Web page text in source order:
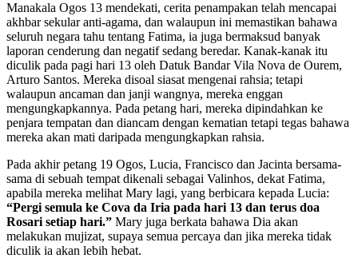
Manakala Ogos 13 mendekati, cerita penampakan telah mencapai
akhbar sekular anti-agama, dan walaupun ini memastikan bahawa
seluruh negara tahu tentang Fatima, ia juga bermaksud banyak
laporan cenderung dan negatif sedang beredar. Kanak-kanak itu
diculik pada pagi hari 13 oleh Datuk Bandar Vila Nova de Ourem,
Arturo Santos. Mereka disoal siasat mengenai rahsia; tetapi
walaupun ancaman dan janji wangnya, mereka enggan
mengungkapkannya. Pada petang hari, mereka dipindahkan ke
penjara tempatan dan diancam dengan kematian tetapi tegas bahawa
mereka akan mati daripada mengungkapkan rahsia.
Pada akhir petang 19 Ogos, Lucia, Francisco dan Jacinta bersama-
sama di sebuah tempat dikenali sebagai Valinhos, dekat Fatima,
apabila mereka melihat Mary lagi, yang berbicara kepada Lucia:
“Pergi semula ke Cova da Iria pada hari 13 dan terus doa
Rosari setiap hari.” Mary juga berkata bahawa Dia akan
melakukan mujizat, supaya semua percaya dan jika mereka tidak
diculik ia akan lebih hebat.